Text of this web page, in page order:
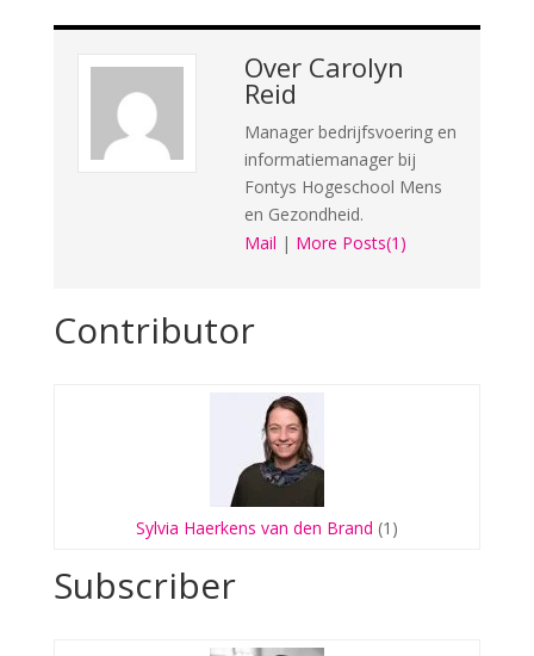
Over Carolyn
Reid
Manager bedrijfsvoering en
informatiemanager bij
Fontys Hogeschool Mens
en Gezondheid.
Mail | More Posts(1)
Contributor
Sylvia Haerkens van den Brand (1)
Subscriber